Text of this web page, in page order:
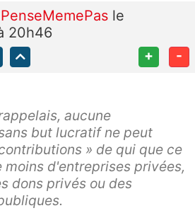
le
20h46
+ -
aucune
but lucratif ne peut
» de qui que ce
moins d'entreprises privées,
dons privés ou des